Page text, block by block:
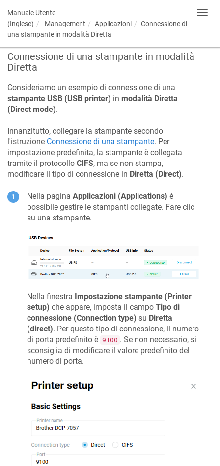
Manuale Utente
(Inglese)
Management Applicazioni
Connessione di
una stampante in modalità Diretta
Connessione di una stampante in modalità
Diretta
Consideriamo un esempio di connessione di una
stampante USB (USB printer) in modalità Diretta
(Direct mode).
Innanzitutto, collegare la stampante secondo
l'istruzione Connessione di una stampante. Per
impostazione predefinita, la stampante è collegata
tramite il protocollo CIFS, ma se non stampa,
modificare il tipo di connessione in Diretta (Direct).
Nella pagina Applicazioni (Applications) è
possibile gestire le stampanti collegate. Fare clic
su una stampante.
Nella finestra Impostazione stampante (Printer
setup) che appare, imposta il campo Tipo di
connessione (Connection type) su Diretta
(direct). Per questo tipo di connessione, il numero
di porta predefinito è 9100 . Se non necessario, si
sconsiglia di modificare il valore predefinito del
numero di porta.